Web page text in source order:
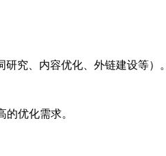
究、内容优化、外链建设等）。
优化需求。